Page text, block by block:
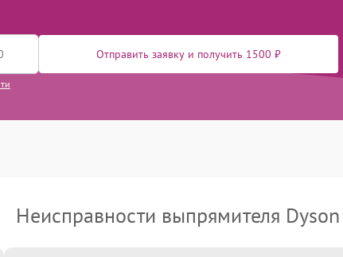
Отправить заявку и получить 1500 ₽
Неисправности выпрямителя Dyson